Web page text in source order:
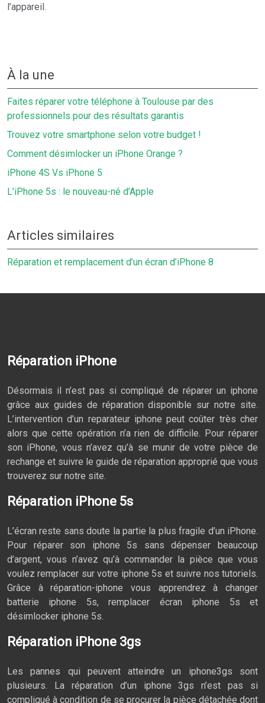
l’appareil.
À la une
Faites réparer votre téléphone à Toulouse par des
professionnels pour des résultats garantis
Trouvez votre smartphone selon votre budget !
Comment désimlocker un iPhone Orange ?
iPhone 4S Vs iPhone 5
L’iPhone 5s : le nouveau-né d’Apple
Articles similaires
Réparation et remplacement d’un écran d’iPhone 8
Réparation iPhone
Désormais il n’est pas si compliqué de réparer un iphone
grâce aux guides de réparation disponible sur notre site.
L’intervention d’un reparateur iphone peut coûter très cher
alors que cette opération n’a rien de difficile. Pour réparer
son iPhone, vous n’avez qu’à se munir de votre pièce de
rechange et suivre le guide de réparation approprié que vous
trouverez sur notre site.
Réparation iPhone 5s
L’écran reste sans doute la partie la plus fragile d’un iPhone.
Pour réparer son iphone 5s sans dépenser beaucoup
d’argent, vous n’avez qu’à commander la pièce que vous
voulez remplacer sur votre iphone 5s et suivre nos tutoriels.
Grâce à réparation-iphone vous apprendrez à changer
batterie iphone 5s, remplacer écran iphone 5s et
désimlocker iphone 5s.
Réparation iPhone 3gs
Les pannes qui peuvent atteindre un iphone3gs sont
plusieurs. La réparation d’un iphone 3gs n’est pas si
compliqué à condition de se procurer la pièce détachée dont